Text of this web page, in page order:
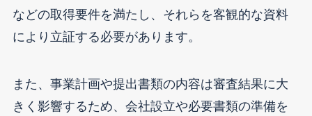
などの取得要件を満たし、それらを客観的な資料
により立証する必要があります。
また、事業計画や提出書類の内容は審査結果に大
きく影響するため、会社設立や必要書類の準備を